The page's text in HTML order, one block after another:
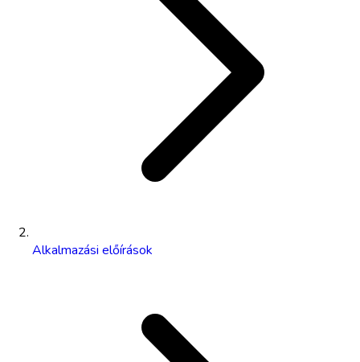
Alkalmazási előírások